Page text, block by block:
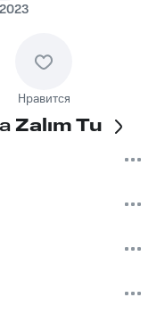
2023
Нравится
Zalım Tu